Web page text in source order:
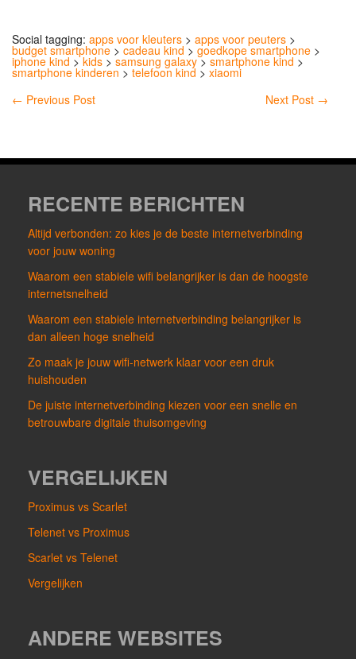
Social tagging: apps voor kleuters > apps voor peuters >
budget smartphone > cadeau kind > goedkope smartphone >
iphone kind >kids > samsung galaxy> smartphone kind >
smartphone kinderen > telefoon kind > xiaomi
← Previous Post Next Post →
RECENTE BERICHTEN
Altijd verbonden: zo kies je de beste internetverbinding
voor jouw woning
Waarom een stabiele wifi belangrijker is dan de hoogste
internetsnelheid
Waarom een stabiele internetverbinding belangrijker is
dan alleen hoge snelheid
Zo maak je jouw wifi-netwerk klaar voor een druk
huishouden
De juiste internetverbinding kiezen voor een snelle en
betrouwbare digitale thuisomgeving
VERGELIJKEN
Proximus vs Scarlet
Telenet vs Proximus
Scarlet vs Telenet
Vergelijken
ANDERE WEBSITES